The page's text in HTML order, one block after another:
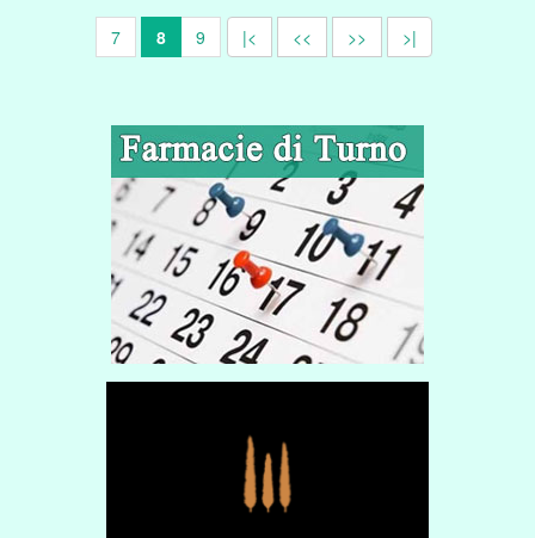
|< <<
7 8 9 >> >|